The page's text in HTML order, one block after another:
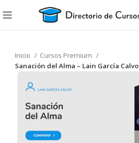
Inicio
Cursos Premium
Sanación del Alma – Lain García Calvo